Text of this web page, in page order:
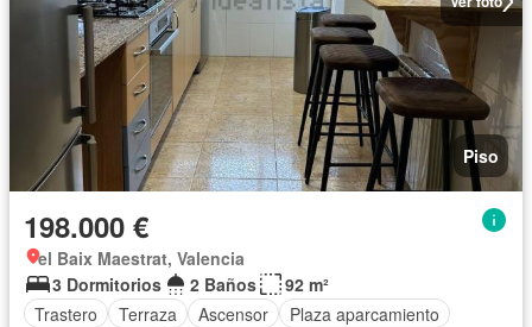
Piso
198.000 €
el Baix Maestrat, Valencia
3 Dormitorios
2 Baños
92 m²
Trastero
Terraza Ascensor
Plaza aparcamiento